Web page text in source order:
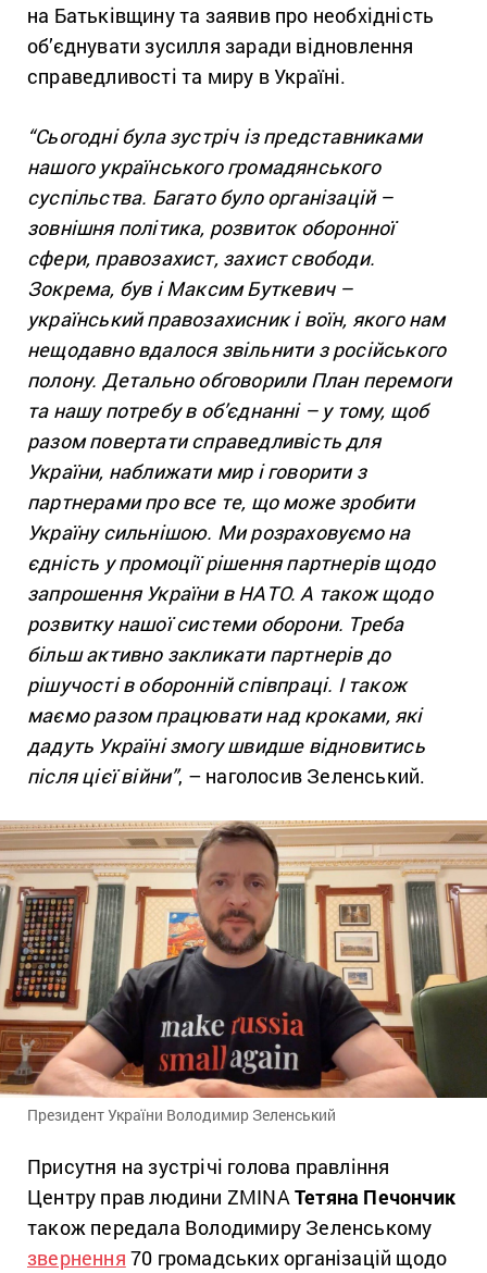
на Батьківщину та заявив про необхідність
об’єднувати зусилля заради відновлення
справедливості та миру в Україні.
“Сьогодні була зустріч із представниками
нашого українського громадянського
суспільства. Багато було організацій –
зовнішня політика, розвиток оборонної
сфери, правозахист, захист свободи.
Зокрема, був і Максим Буткевич –
український правозахисник і воїн, якого нам
нещодавно вдалося звільнити з російського
полону. Детально обговорили План перемоги
та нашу потребу в об’єднанні – у тому, щоб
разом повертати справедливість для
України, наближати мир і говорити з
партнерами про все те, що може зробити
Україну сильнішою. Ми розраховуємо на
єдність у промоції рішення партнерів щодо
запрошення України в НАТО. А також щодо
розвитку нашої системи оборони. Треба
більш активно закликати партнерів до
рішучості в оборонній співпраці. І також
маємо разом працювати над кроками, які
дадуть Україні змогу швидше відновитись
після цієї війни”, – наголосив Зеленський.
Президент України Володимир Зеленський
Присутня на зустрічі голова правління
Центру прав людини ZMINA Тетяна Печончик
також передала Володимиру Зеленському
звернення 70 громадських організацій щодо